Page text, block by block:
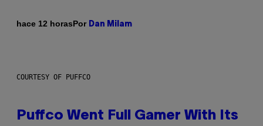
hace 12 horasPor Dan Milam
COURTESY OF PUFFCO
Puffco Went Full Gamer With Its